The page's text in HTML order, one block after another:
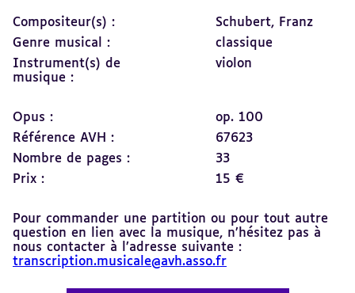
Compositeur(s) :
Schubert, Franz
Genre musical :
classique
Instrument(s) de
musique :
violon
Opus :
op. 100
Référence AVH :
67623
Nombre de pages :
33
Prix :
15 €
Pour commander une partition ou pour tout autre
question en lien avec la musique, n’hésitez pas à
nous contacter à l’adresse suivante :
transcription.musicale@avh.asso.fr